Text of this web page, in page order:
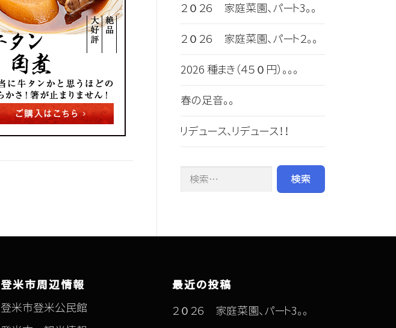
２０２６ 家庭菜園、パート3。。
２０２６ 家庭菜園、パート２。。
2026 種まき（４５０円）。。。
春の足音。。
リデュース、リデュース！！
登米市周辺情報
登米市登米公民館
最近の投稿
２０２６ 家庭菜園、パート3。。